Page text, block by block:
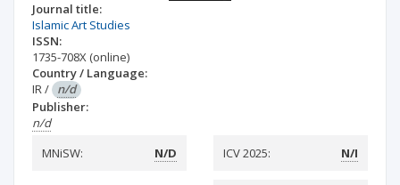
Journal title:
Islamic Art Studies
ISSN:
1735-708X (online)
Country / Language:
IR/ n/d
Publisher:
n/d
MNiSW:
N/D ICV 2025: N/I